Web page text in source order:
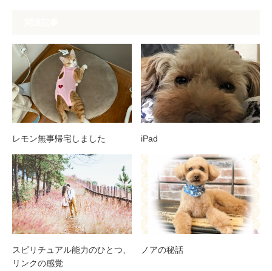
レモン無事帰宅しました iPad
スピリチュアル能力のひとつ、
リンクの感覚
ノアの秘話